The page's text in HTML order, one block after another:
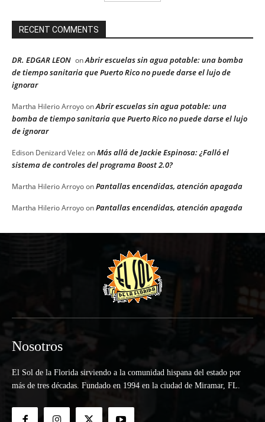
RECENT COMMENTS
DR. EDGAR LEON onAbrir escuelas sin agua potable: una bomba
de tiempo sanitaria que Puerto Rico no puede darse el lujo de
ignorar
Martha Hilerio ArroyoonAbrir escuelas sin agua potable: una
bomba de tiempo sanitaria que Puerto Rico no puede darse el lujo
de ignorar
Edison Denizard Velez onMás allá de Jackie Espinosa: ¿Falló el
sistema de controles del programa Boost 2.0?
Martha Hilerio ArroyoonPantallas encendidas, atención apagada
Martha Hilerio ArroyoonPantallas encendidas, atención apagada
Nosotros
El Sol de la Florida sirviendo a la comunidad hispana del estado por
más de tres décadas. Fundado en 1994 en la ciudad de Miramar, FL.